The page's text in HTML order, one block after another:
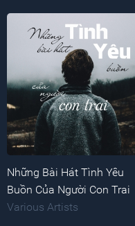
Những Bài Hát Tình Yêu
Buồn Của Người Con Trai
Various Artists